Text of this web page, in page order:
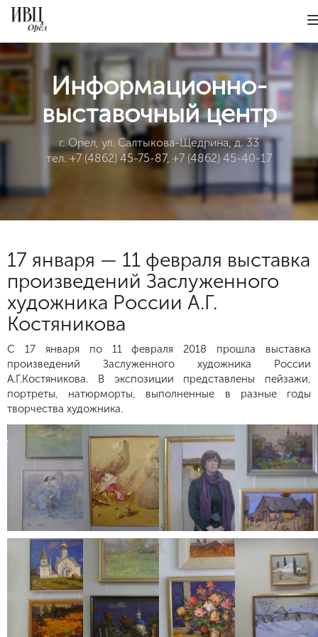
Информационно-
выставочный центр
г. Орел, ул. Салтыкова-Щедрина, д. 33
тел. +7 (4862) 45-75-87, +7 (4862) 45-40-17
17 января — 11 февраля выставка
произведений Заслуженного
художника России А.Г.
Костяникова
С 17 января по 11 февраля 2018 прошла выставка
произведений Заслуженного художника России
А.Г.Костяникова. В экспозиции представлены пейзажи,
портреты, натюрморты, выполненные в разные годы
творчества художника.